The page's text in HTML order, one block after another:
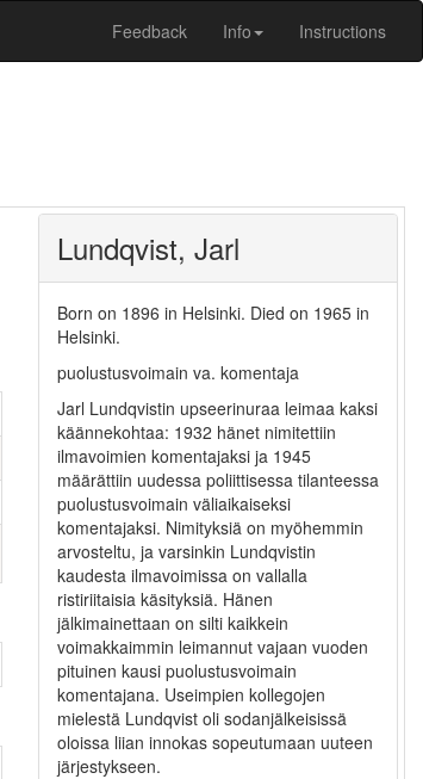
Feedback Info Instructions
Lundqvist, Jarl
Born on 1896 in Helsinki. Died on 1965 in
Helsinki.
puolustusvoimain va. komentaja
Jarl Lundqvistin upseerinuraa leimaa kaksi
käännekohtaa: 1932 hänet nimitettiin
ilmavoimien komentajaksi ja 1945
määrättiin uudessa poliittisessa tilanteessa
puolustusvoimain väliaikaiseksi
komentajaksi. Nimityksiä on myöhemmin
arvosteltu, ja varsinkin Lundqvistin
kaudesta ilmavoimissa on vallalla
ristiriitaisia käsityksiä. Hänen
jälkimainettaan on silti kaikkein
voimakkaimmin leimannut vajaan vuoden
pituinen kausi puolustusvoimain
komentajana. Useimpien kollegojen
mielestä Lundqvist oli sodanjälkeisissä
oloissa liian innokas sopeutumaan uuteen
järjestykseen.